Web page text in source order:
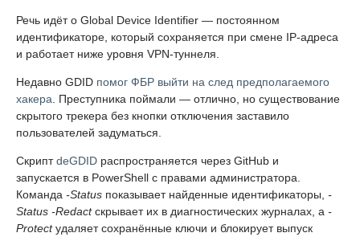
Речь идёт о Global Device Identifier — постоянном
идентификаторе, который сохраняется при смене IP-адреса
и работает ниже уровня VPN-туннеля.
Недавно GDID помог ФБР выйти на след предполагаемого
хакера . Преступника поймали — отлично, но существование
скрытого трекера без кнопки отключения заставило
пользователей задуматься.
СкриптdeGDID распространяется через GitHub и
запускается в PowerShell с правами администратора.
Команда -Status показывает найденные идентификаторы, -
Status -Redactскрывает их в диагностических журналах, а -
Protectудаляет сохранённые ключи и блокирует выпуск